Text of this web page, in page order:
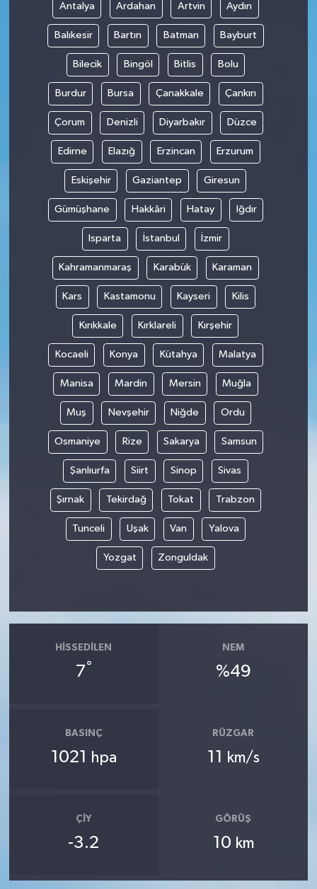
Antalya Ardahan Artvin Aydın
Balıkesir Bartın Batman Bayburt
Bilecik Bingöl Bitlis Bolu
Burdur Bursa Çanakkale Çankırı
Çorum Denizli Diyarbakır Düzce
Edirne Elazığ Erzincan Erzurum
Eskişehir Gaziantep Giresun
Gümüşhane Hakkâri Hatay Iğdır
Isparta İstanbul İzmir
Kahramanmaraş Karabük Karaman
Kars Kastamonu Kayseri Kilis
Kırıkkale Kırklareli Kırşehir
Kocaeli Konya Kütahya Malatya
Manisa Mardin Mersin Muğla
Muş Nevşehir Niğde Ordu
Osmaniye Rize Sakarya Samsun
Şanlıurfa Siirt Sinop Sivas
Şırnak Tekirdağ Tokat Trabzon
Tunceli Uşak Van Yalova
Yozgat Zonguldak
HISSEDILEN
7°
NEM
%49
BASINÇ
1021 hpa
RÜZGAR
11 km/s
ÇIY
-3.2
GÖRÜŞ
10 km